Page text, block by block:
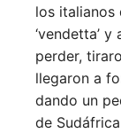
los italianos
‘vendetta’
perder,
llegaron a
dando un
de